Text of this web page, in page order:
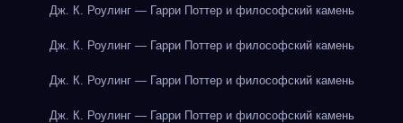
Дж. К. Роулинг — Гарри Поттер и философский камень
Дж. К. Роулинг — Гарри Поттер и философский камень
Дж. К. Роулинг — Гарри Поттер и философский камень
Дж. К. Роулинг — Гарри Поттер и философский камень